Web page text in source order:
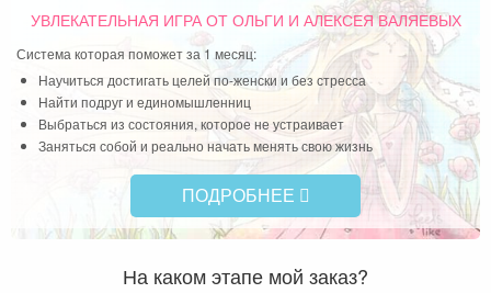
УВЛЕКАТЕЛЬНАЯ ИГРАОТ ОЛЬГИ И АЛЕКСЕЯ ВАЛЯЕВЫХ
Система которая поможет за 1 месяц:
Научиться достигать целей по-женски и без стресса
Найти подруг и единомышленниц
Выбраться из состояния, которое не устраивает
Заняться собой и реально начать менять свою жизнь
ПОДРОБНЕЕ
На каком этапе мой заказ?